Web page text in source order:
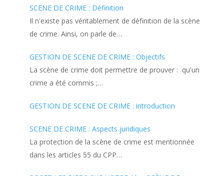
SCENE DE CRIME : Définition
Il n'existe pas véritablement de définition de la scène
de crime. Ainsi, on parle de…
GESTION DE SCENE DE CRIME : Objectifs
La scène de crime doit permettre de prouver : qu'un
crime a été commis ;…
GESTION DE SCENE DE CRIME : introduction
SCENE DE CRIME : Aspects juridiques
La protection de la scène de crime est mentionnée
dans les articles 55 du CPP…